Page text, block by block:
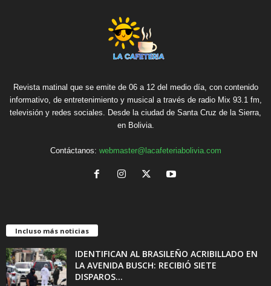
Revista matinal que se emite de 06 a 12 del medio día, con contenido
informativo, de entretenimiento y musical a través de radio Mix 93.1 fm,
televisión y redes sociales. Desde la ciudad de Santa Cruz de la Sierra,
en Bolivia.
Contáctanos: webmaster@lacafeteriabolivia.com
Incluso más noticias
IDENTIFICAN AL BRASILEÑO ACRIBILLADO EN
LA AVENIDA BUSCH: RECIBIÓ SIETE
DISPAROS...